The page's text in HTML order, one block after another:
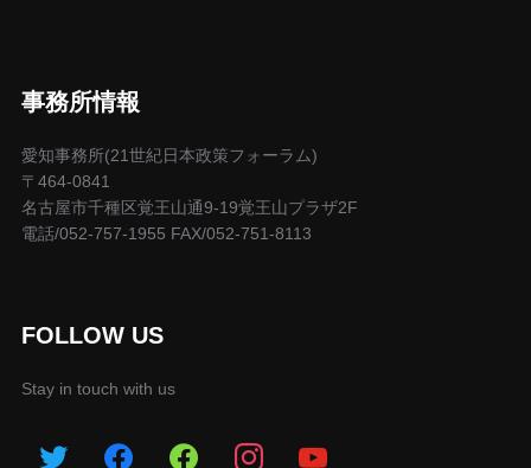
事務所情報
愛知事務所(21世紀日本政策フォーラム)
〒464-0841
名古屋市千種区覚王山通9-19覚王山プラザ2F
電話/052-757-1955 FAX/052-751-8113
FOLLOW US
Stay in touch with us